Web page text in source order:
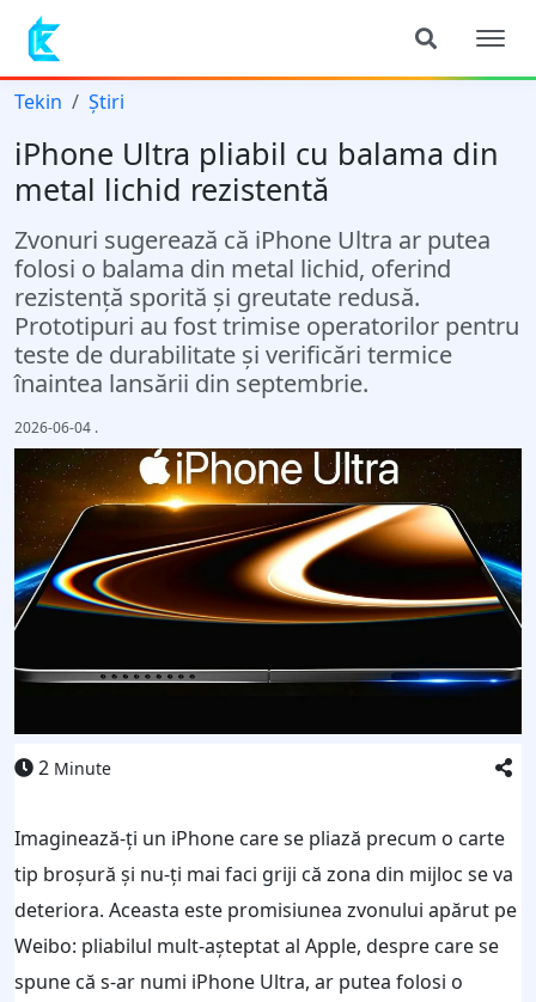
Tekin Știri
iPhone Ultra pliabil cu balama din
metal lichid rezistentă
Zvonuri sugerează că iPhone Ultra ar putea
folosi o balama din metal lichid, oferind
rezistență sporită și greutate redusă.
Prototipuri au fost trimise operatorilor pentru
teste de durabilitate și verificări termice
înaintea lansării din septembrie.
2026-06-04 .
2 Minute
Imaginează-ți un iPhone care se pliază precum o carte
tip broșură și nu-ți mai faci griji că zona din mijloc se va
deteriora. Aceasta este promisiunea zvonului apărut pe
Weibo: pliabilul mult-așteptat al Apple, despre care se
spune că s-ar numi iPhone Ultra, ar putea folosi o